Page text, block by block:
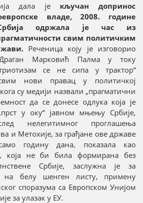
дала је кључан допринос
владе, 2008. године
Србија одржала је час из
свим политичким
Реченица коју је изговорио
Марковић Палма у току
се не сипа у трактор“
нови правац у политичкој
су медији назвали „прагматични
да се донесе одлука која је
у оку“ јавном мњењу Србије,
нелегитимног проглашења
и Метохије, за грађане ове државе
годину дана, показала као
која не би била формирана без
Србије, заслужна је за
на белу шенген листу, примену
споразума са Европском Унијом
за улазак у ЕУ.